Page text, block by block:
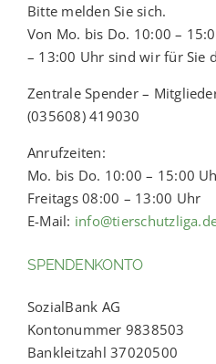
Bitte melden Sie sich.
Von Mo. bis Do. 10:00 –
– 13:00 Uhr sind wir für Sie
Zentrale Spender –
(035608) 419030
Anrufzeiten:
Mo. bis Do. 10:00 – 15:00
Freitags 08:00 – 13:00 Uhr
E-Mail:
SPENDENKONTO
SozialBank AG
Kontonummer 9838503
Bankleitzahl 37020500